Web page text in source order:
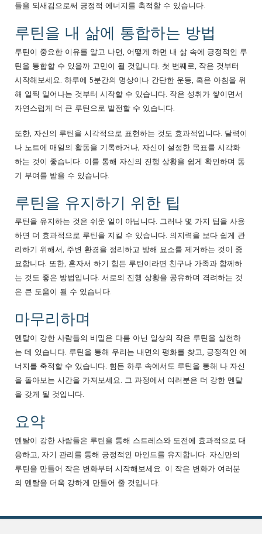
들을 되새김으로써 긍정적 에너지를 축적할 수 있습니다.
루틴을 내 삶에 통합하는 방법
루틴이 중요한 이유를 알고 나면, 어떻게 하면 내 삶 속에 긍정적인 루
틴을 통합할 수 있을까 고민이 될 것입니다. 첫 번째로, 작은 것부터
시작해보세요. 하루에 5분간의 명상이나 간단한 운동, 혹은 아침을 위
해 일찍 일어나는 것부터 시작할 수 있습니다. 작은 성취가 쌓이면서
자연스럽게 더 큰 루틴으로 발전할 수 있습니다.
또한, 자신의 루틴을 시각적으로 표현하는 것도 효과적입니다. 달력이
나 노트에 매일의 활동을 기록하거나, 자신이 설정한 목표를 시각화
하는 것이 좋습니다. 이를 통해 자신의 진행 상황을 쉽게 확인하며 동
기 부여를 받을 수 있습니다.
루틴을 유지하기 위한 팁
루틴을 유지하는 것은 쉬운 일이 아닙니다. 그러나 몇 가지 팁을 사용
하면 더 효과적으로 루틴을 지킬 수 있습니다. 의지력을 보다 쉽게 관
리하기 위해서, 주변 환경을 정리하고 방해 요소를 제거하는 것이 중
요합니다. 또한, 혼자서 하기 힘든 루틴이라면 친구나 가족과 함께하
는 것도 좋은 방법입니다. 서로의 진행 상황을 공유하며 격려하는 것
은 큰 도움이 될 수 있습니다.
마무리하며
멘탈이 강한 사람들의 비밀은 다름 아닌 일상의 작은 루틴을 실천하
는 데 있습니다. 루틴을 통해 우리는 내면의 평화를 찾고, 긍정적인 에
너지를 축적할 수 있습니다. 힘든 하루 속에서도 루틴을 통해 나 자신
을 돌아보는 시간을 가져보세요. 그 과정에서 여러분은 더 강한 멘탈
을 갖게 될 것입니다.
요약
멘탈이 강한 사람들은 루틴을 통해 스트레스와 도전에 효과적으로 대
응하고, 자기 관리를 통해 긍정적인 마인드를 유지합니다. 자신만의
루틴을 만들어 작은 변화부터 시작해보세요. 이 작은 변화가 여러분
의 멘탈을 더욱 강하게 만들어 줄 것입니다.